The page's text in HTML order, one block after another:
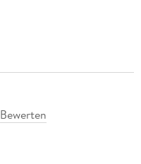
Bewerten